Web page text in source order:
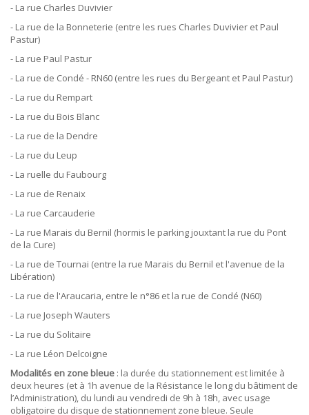
- La rue Charles Duvivier
- La rue de la Bonneterie (entre les rues Charles Duvivier et Paul
Pastur)
- La rue Paul Pastur
- La rue de Condé - RN60 (entre les rues du Bergeant et Paul Pastur)
- La rue du Rempart
- La rue du Bois Blanc
- La rue de la Dendre
- La rue du Leup
- La ruelle du Faubourg
- La rue de Renaix
- La rue Carcauderie
- La rue Marais du Bernil (hormis le parking jouxtant la rue du Pont
de la Cure)
- La rue de Tournai (entre la rue Marais du Bernil et l'avenue de la
Libération)
- La rue de l'Araucaria, entre le n°86 et la rue de Condé (N60)
- La rue Joseph Wauters
- La rue du Solitaire
- La rue Léon Delcoigne
Modalités en zone bleue : la durée du stationnement est limitée à
deux heures (et à 1h avenue de la Résistance le long du bâtiment de
l’Administration), du lundi au vendredi de 9h à 18h, avec usage
obligatoire du disque de stationnement zone bleue. Seule